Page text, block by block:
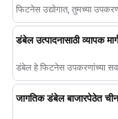
फिटनेस उद्योगात, तुमच्या
डंबेल उत्पादनासाठी व्यापक
डंबेल हे फिटनेस उपकरणांच्या
जागतिक डंबेल बाजारपेठेत